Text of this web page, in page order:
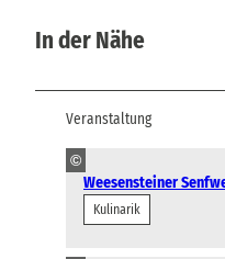
In der Nähe
Veranstaltung
©
Weesensteiner
Kulinarik